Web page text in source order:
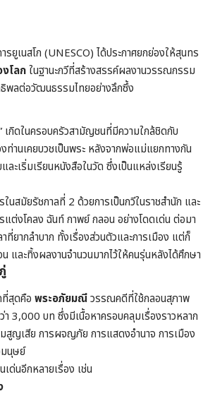
ยูเนสโก (UNESCO) ได้ประกาศยกย่องให้สุนทร
โลกในฐานะกวีที่สร้างสรรค์ผลงานวรรณกรรม
พลต่อวัฒนธรรมไทยอย่างลึกซึ้ง
เกิดในครอบครัวสามัญชนที่มีความใกล้ชิดกับ
ท่านเคยบวชเป็นพระ หลังจากพ่อแม่แยกทางกัน
ละเริ่มเรียนหนังสือในวัด ซึ่งเป็นแหล่งเรียนรู้
ในสมัยรัชกาลที่ 2 ด้วยการเป็นกวีในราชสำนัก และ
แต่งโคลง ฉันท์ กาพย์ กลอน อย่างโดดเด่น ต่อมา
ที่ยากลำบาก ทั้งเรื่องส่วนตัวและการเมือง แต่ก็
และทิ้งผลงานจำนวนมากไว้ให้คนรุ่นหลังได้ศึกษา
สุดคือ พระอภัยมณีวรรณคดีที่ใช้กลอนสุภาพ
า 3,000 บท ซึ่งมีเนื้อหาครอบคลุมเรื่องราวหลาก
สูญเสีย การผจญภัย การแสดงอำนาจ การเมือง
มนุษย์
ด่นอีกหลายเรื่อง เช่น